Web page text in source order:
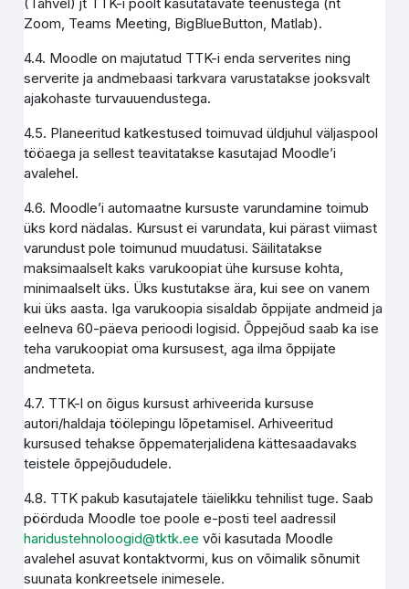
Zoom, Teams Meeting, BigBlueButton, Matlab).
4.4. Moodle on majutatud TTK-i enda serverites ning
serverite ja andmebaasi tarkvara varustatakse jooksvalt
ajakohaste turvauuendustega.
4.5. Planeeritud katkestused toimuvad üldjuhul väljaspool
tööaega ja sellest teavitatakse kasutajad Moodle’i
avalehel.
4.6. Moodle’i automaatne kursuste varundamine toimub
üks kord nädalas. Kursust ei varundata, kui pärast viimast
varundust pole toimunud muudatusi. Säilitatakse
maksimaalselt kaks varukoopiat ühe kursuse kohta,
minimaalselt üks. Üks kustutakse ära, kui see on vanem
kui üks aasta. Iga varukoopia sisaldab õppijate andmeid ja
eelneva 60-päeva perioodi logisid. Õppejõud saab ka ise
teha varukoopiat oma kursusest, aga ilma õppijate
andmeteta.
4.7. TTK-l on õigus kursust arhiveerida kursuse
autori/haldaja töölepingu lõpetamisel. Arhiveeritud
kursused tehakse õppematerjalidena kättesaadavaks
teistele õppejõududele.
4.8. TTK pakub kasutajatele täielikku tehnilist tuge. Saab
pöörduda Moodle toe poole e-posti teel aadressil
haridustehnoloogid@tktk.ee või kasutada Moodle
avalehel asuvat kontaktvormi, kus on võimalik sõnumit
suunata konkreetsele inimesele.